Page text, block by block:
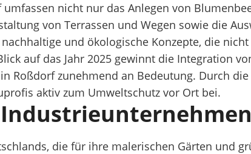
nicht nur das Anlegen von
von Terrassen und Wegen sowie die
und ökologische Konzepte, die
auf das Jahr 2025 gewinnt die Integration
Roßdorf zunehmend an Bedeutung. Durch
aktiv zum Umweltschutz vor Ort bei.
die für ihre malerischen Gärten und